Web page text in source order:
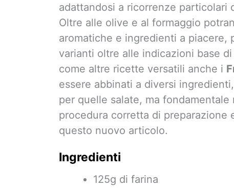
adattandosi a ricorrenze particolari
Oltre alle olive e al formaggio
aromatiche e ingredienti a piacere,
varianti oltre alle indicazioni base
come altre ricette versatili anche i
essere abbinati a diversi
per quelle salate, ma
procedura corretta di preparazione
questo nuovo articolo.
Ingredienti
125g di farina